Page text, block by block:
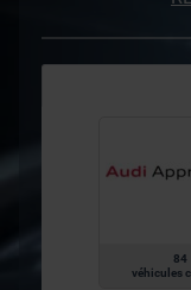
84
véhicules